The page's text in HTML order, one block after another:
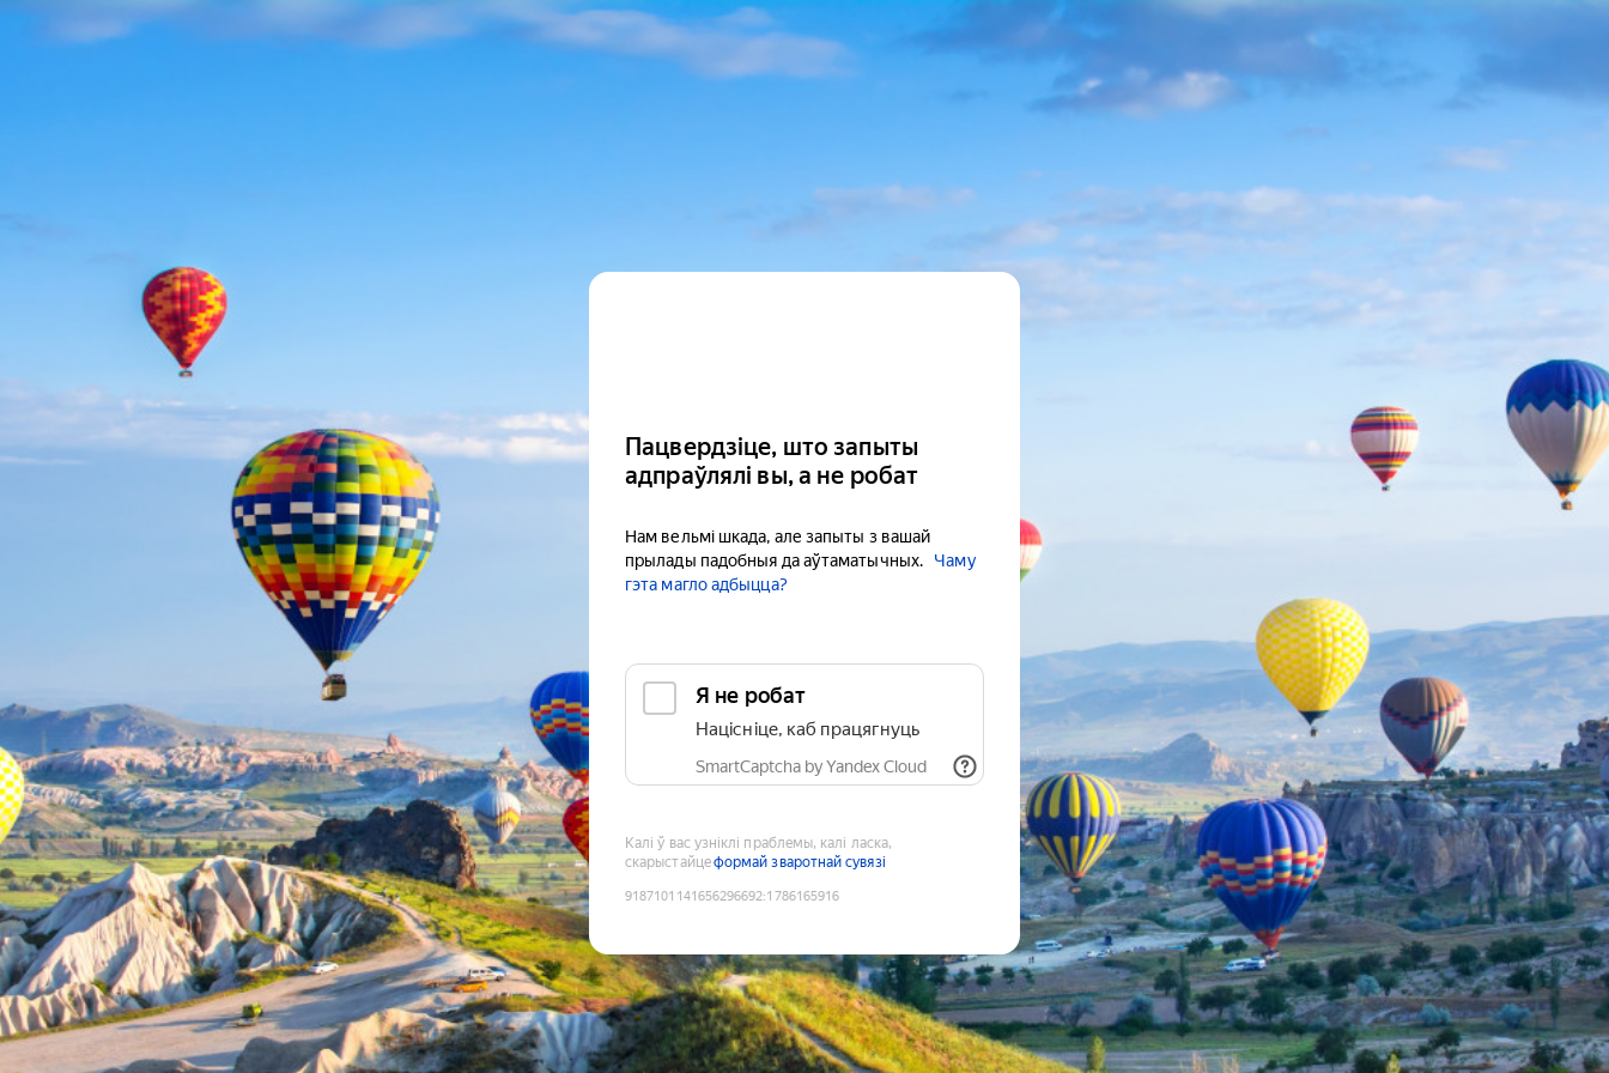
Пацвердзіце, што запыты
адпраўлялі вы, а не робат
Нам вельмі шкада, але запыты з вашай
прылады падобныя да аўтаматычных.
Чаму
гэта магло адбыцца?
Я не робат
Націсніце, каб працягнуць
SmartCaptcha by Yandex Cloud
Калі ў вас узніклі праблемы, калі ласка,
скарыстайцеформай зваротнай сувязі
9187101141656296692:1786165916